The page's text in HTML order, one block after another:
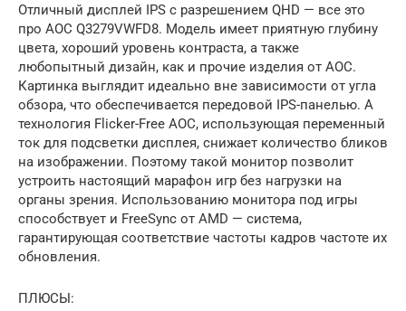
Отличный дисплей IPS с разрешением QHD — все это
про AOC Q3279VWFD8. Модель имеет приятную глубину
цвета, хороший уровень контраста, а также
любопытный дизайн, как и прочие изделия от AOC.
Картинка выглядит идеально вне зависимости от угла
обзора, что обеспечивается передовой IPS-панелью. А
технология Flicker-Free AOC, использующая переменный
ток для подсветки дисплея, снижает количество бликов
на изображении. Поэтому такой монитор позволит
устроить настоящий марафон игр без нагрузки на
органы зрения. Использованию монитора под игры
способствует и FreeSync от AMD — система,
гарантирующая соответствие частоты кадров частоте их
обновления.
ПЛЮСЫ: